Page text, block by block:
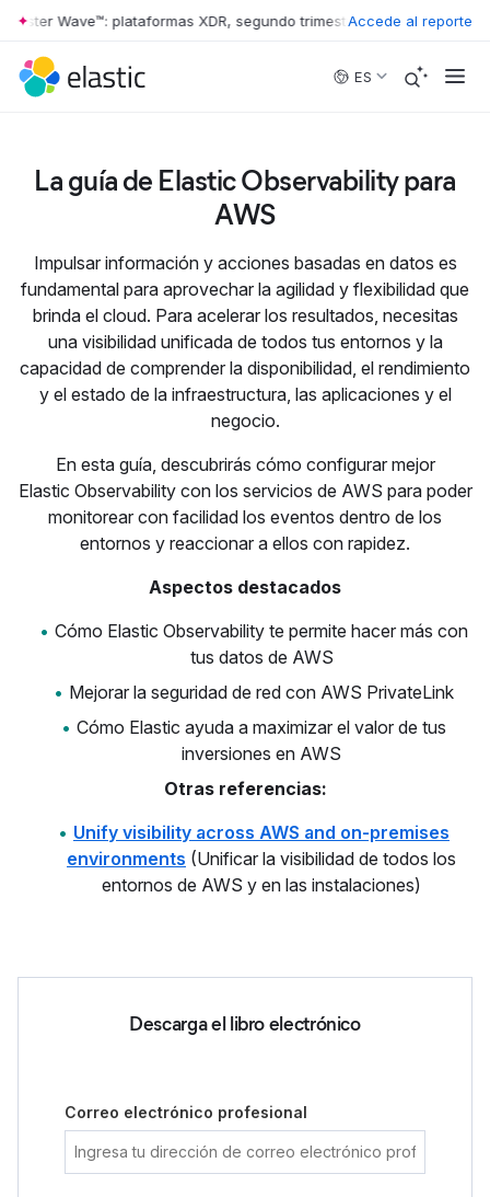
Skip to main content
Wave™: plataformas XDR, segundo trimestre de 2026 • The
Accede al reporte
ES
La guía de Elastic Observability para
AWS
Impulsar información y acciones basadas en datos es
fundamental para aprovechar la agilidad y flexibilidad que
brinda el cloud. Para acelerar los resultados, necesitas
una visibilidad unificada de todos tus entornos y la
capacidad de comprender la disponibilidad, el rendimiento
y el estado de la infraestructura, las aplicaciones y el
negocio.
En esta guía, descubrirás cómo configurar mejor
Elastic Observability con los servicios de AWS para poder
monitorear con facilidad los eventos dentro de los
entornos y reaccionar a ellos con rapidez.
Aspectos destacados
Cómo Elastic Observability te permite hacer más con
tus datos de AWS
Mejorar la seguridad de red con AWS PrivateLink
Cómo Elastic ayuda a maximizar el valor de tus
inversiones en AWS
Otras referencias:
Unify visibility across AWS and on-premises
environments (Unificar la visibilidad de todos los
entornos de AWS y en las instalaciones)
Descarga el libro electrónico
Correo electrónico profesional